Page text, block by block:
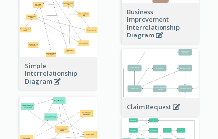
Business
Improvement
Interrelationship
Diagram
Simple
Interrelationship
Diagram
Claim Request